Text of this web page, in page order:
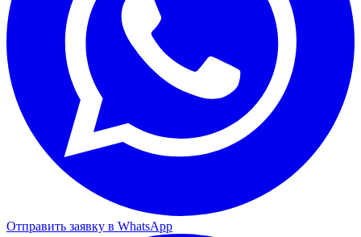
Отправить заявку в WhatsApp